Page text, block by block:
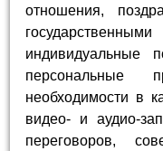
отношения,
индивидуальные
необходимости в
видео- и аудио-
переговоров,